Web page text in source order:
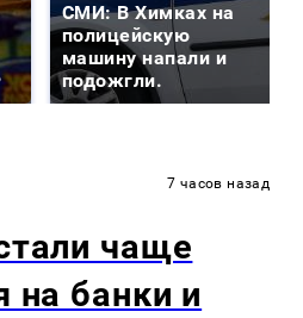
СМИ: В Химках на
полицейскую
машину напали и
подожгли.
7 часов назад
чаще
на банки и